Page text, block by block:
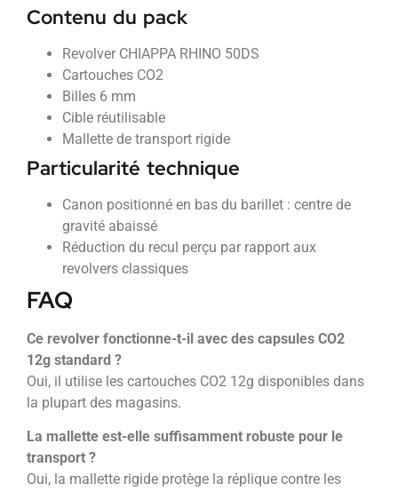
Contenu du pack
Revolver CHIAPPA RHINO 50DS
Cartouches CO2
Billes 6 mm
Cible réutilisable
Mallette de transport rigide
Particularité technique
Canon positionné en bas du barillet : centre de
gravité abaissé
Réduction du recul perçu par rapport aux
revolvers classiques
FAQ
Ce revolver fonctionne-t-il avec des capsules CO2
12g standard ?
Oui, il utilise les cartouches CO2 12g disponibles dans
la plupart des magasins.
La mallette est-elle suffisamment robuste pour le
transport ?
Oui, la mallette rigide protège la réplique contre les